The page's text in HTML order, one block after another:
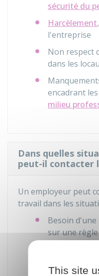
sécurité du
Harcèlement,
l'entreprise
Non respect
dans les
encadrant les
milieu
Dans quelles
peut-il contacter
Un employeur peut
travail dans les
Besoin
sur une
Contrôle de
de
émanant de
This site